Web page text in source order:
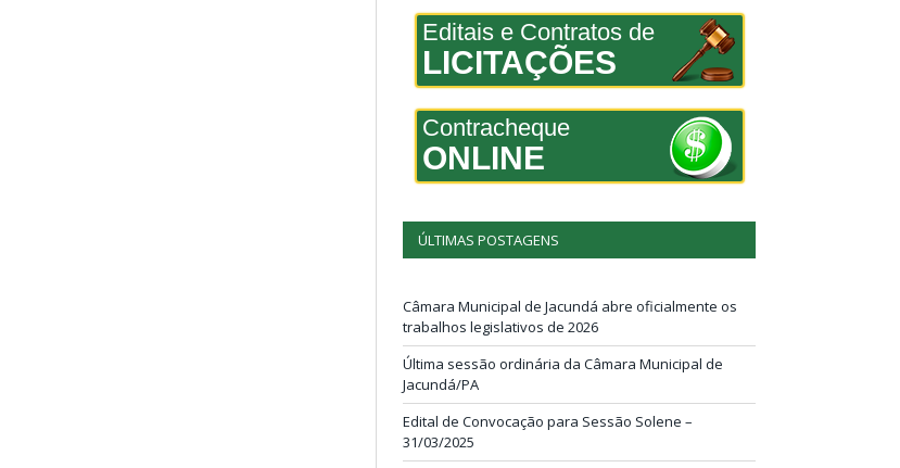
Editais e Contratos de
LICITAÇÕES
Contracheque
ONLINE
ÚLTIMAS POSTAGENS
Câmara Municipal de Jacundá abre oficialmente os
trabalhos legislativos de 2026
Última sessão ordinária da Câmara Municipal de
Jacundá/PA
Edital de Convocação para Sessão Solene –
31/03/2025